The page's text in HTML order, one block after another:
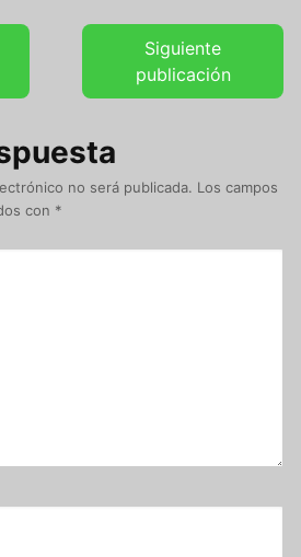
Siguiente
publicación
no será publicada. Los campos
con *